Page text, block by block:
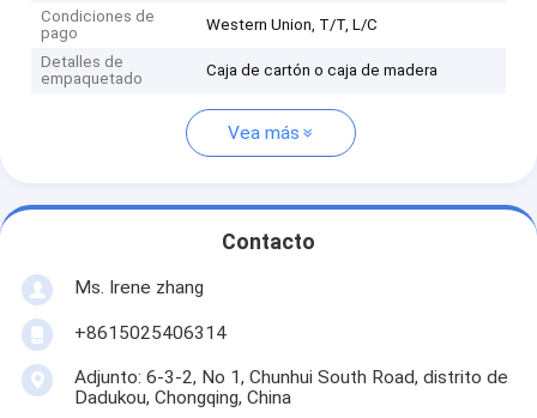
Condiciones de
pago
Western Union, T/T, L/C
Detalles de
empaquetado
Caja de cartón o caja de madera
Vea más
Contacto
Ms. Irene zhang
+8615025406314
Adjunto: 6-3-2, No 1, Chunhui South Road, distrito de
Dadukou, Chongqing, China